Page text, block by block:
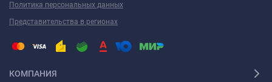
Политика персональных данных
Представительства в регионах
КОМПАНИЯ